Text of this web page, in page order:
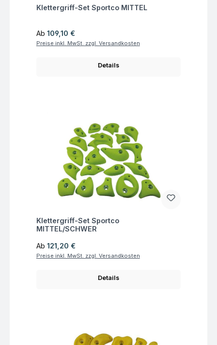
Fragen zum Artikel
Klettergriff-Set Sportco MITTEL
Regulärer Preis:
Ab 109,10 €
Preise inkl. MwSt. zzgl. Versandkosten
Details
Fragen zum Artikel
Klettergriff-Set Sportco
MITTEL/SCHWER
Regulärer Preis:
Ab 121,20 €
Preise inkl. MwSt. zzgl. Versandkosten
Details